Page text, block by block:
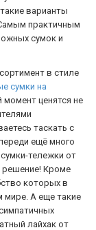
варианты
практичным
сумок и
в стиле
сумки на
ценятся не
таскать с
ещё много
тележки от
решение! Кроме
которых в
мире. А еще такие
лайхак от